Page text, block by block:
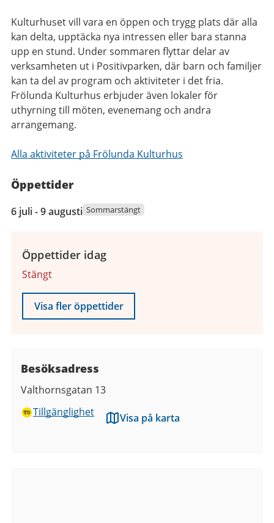
Kulturhuset vill vara en öppen och trygg plats där alla
kan delta, upptäcka nya intressen eller bara stanna
upp en stund. Under sommaren flyttar delar av
verksamheten ut i Positivparken, där barn och familjer
kan ta del av program och aktiviteter i det fria.
Frölunda Kulturhus erbjuder även lokaler för
uthyrning till möten, evenemang och andra
arrangemang.
Alla aktiviteter på Frölunda Kulturhus
Öppettider
6
juli
augusti
2026
6 juli - 9 augusti Sommarstängt
Öppettider idag
Stängt
Visa fler öppettider
Besöksadress
Valthornsgatan 13
Tillgänglighet
Visa på karta